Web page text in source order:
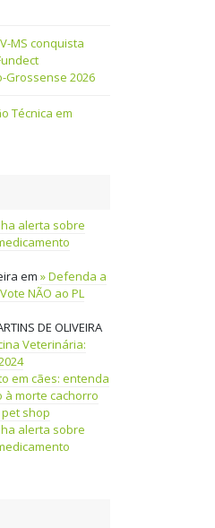
MS conquista
Grossense 2026
Técnica em
alerta sobre
em
Defenda a
NÃO ao PL
DE OLIVEIRA
Veterinária:
em cães: entenda
morte cachorro
shop
alerta sobre